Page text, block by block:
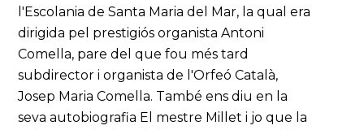
l'Escolania de Santa Maria del Mar, la qual era
dirigida pel prestigiós organista Antoni
Comella, pare del que fou més tard
subdirector i organista de l'Orfeó Català,
Josep Maria Comella. També ens diu en la
seva autobiografia El mestre Millet i jo que la